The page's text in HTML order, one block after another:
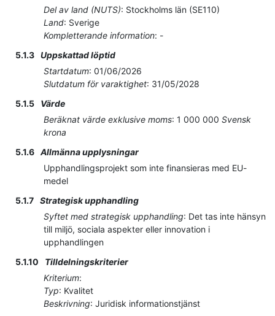
Del av land (NUTS): Stockholms län (SE110)
Land: Sverige
Kompletterande information: -
5.1.3 Uppskattad löptid
Startdatum: 01/06/2026
Slutdatum för varaktighet: 31/05/2028
5.1.5
Värde
Beräknat värde exklusive moms: 1 000 000 Svensk
krona
5.1.6 Allmänna upplysningar
Upphandlingsprojekt som inte finansieras med EU-
medel
5.1.7 Strategisk upphandling
Syftet med strategisk upphandling: Det tas inte hänsyn
till miljö, sociala aspekter eller innovation i
upphandlingen
5.1.10
Tilldelningskriterier
Kriterium:
Typ: Kvalitet
Beskrivning: Juridisk informationstjänst